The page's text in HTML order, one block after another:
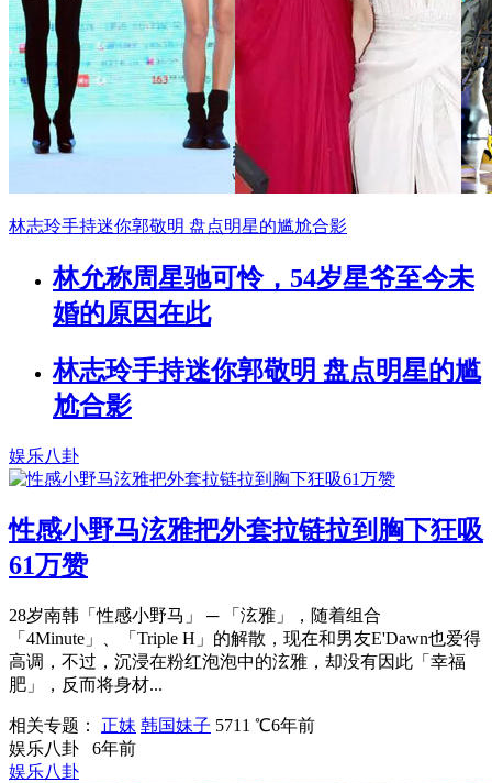
林志玲手持迷你郭敬明 盘点明星的尴尬合影
林允称周星驰可怜，54岁星爷至今未
婚的原因在此
林志玲手持迷你郭敬明 盘点明星的尴
尬合影
娱乐八卦
性感小野马泫雅把外套拉链拉到胸下狂吸
61万赞
28岁南韩「性感小野马」 ─ 「泫雅」，随着组合
「4Minute」、「Triple H」的解散，现在和男友E'Dawn也爱得
高调，不过，沉浸在粉红泡泡中的泫雅，却没有因此「幸福
肥」，反而将身材...
相关专题： 正妹 韩国妹子 5711 ℃6年前
娱乐八卦
6年前
娱乐八卦